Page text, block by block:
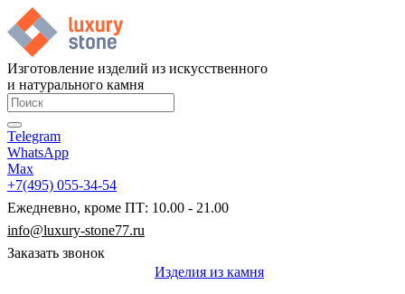
Изготовление изделий из искусственного
и натурального камня
Telegram
WhatsApp
Max
+7(495) 055-34-54
Ежедневно, кроме ПТ: 10.00 - 21.00
info@luxury-stone77.ru
Заказать звонок
Изделия из камня